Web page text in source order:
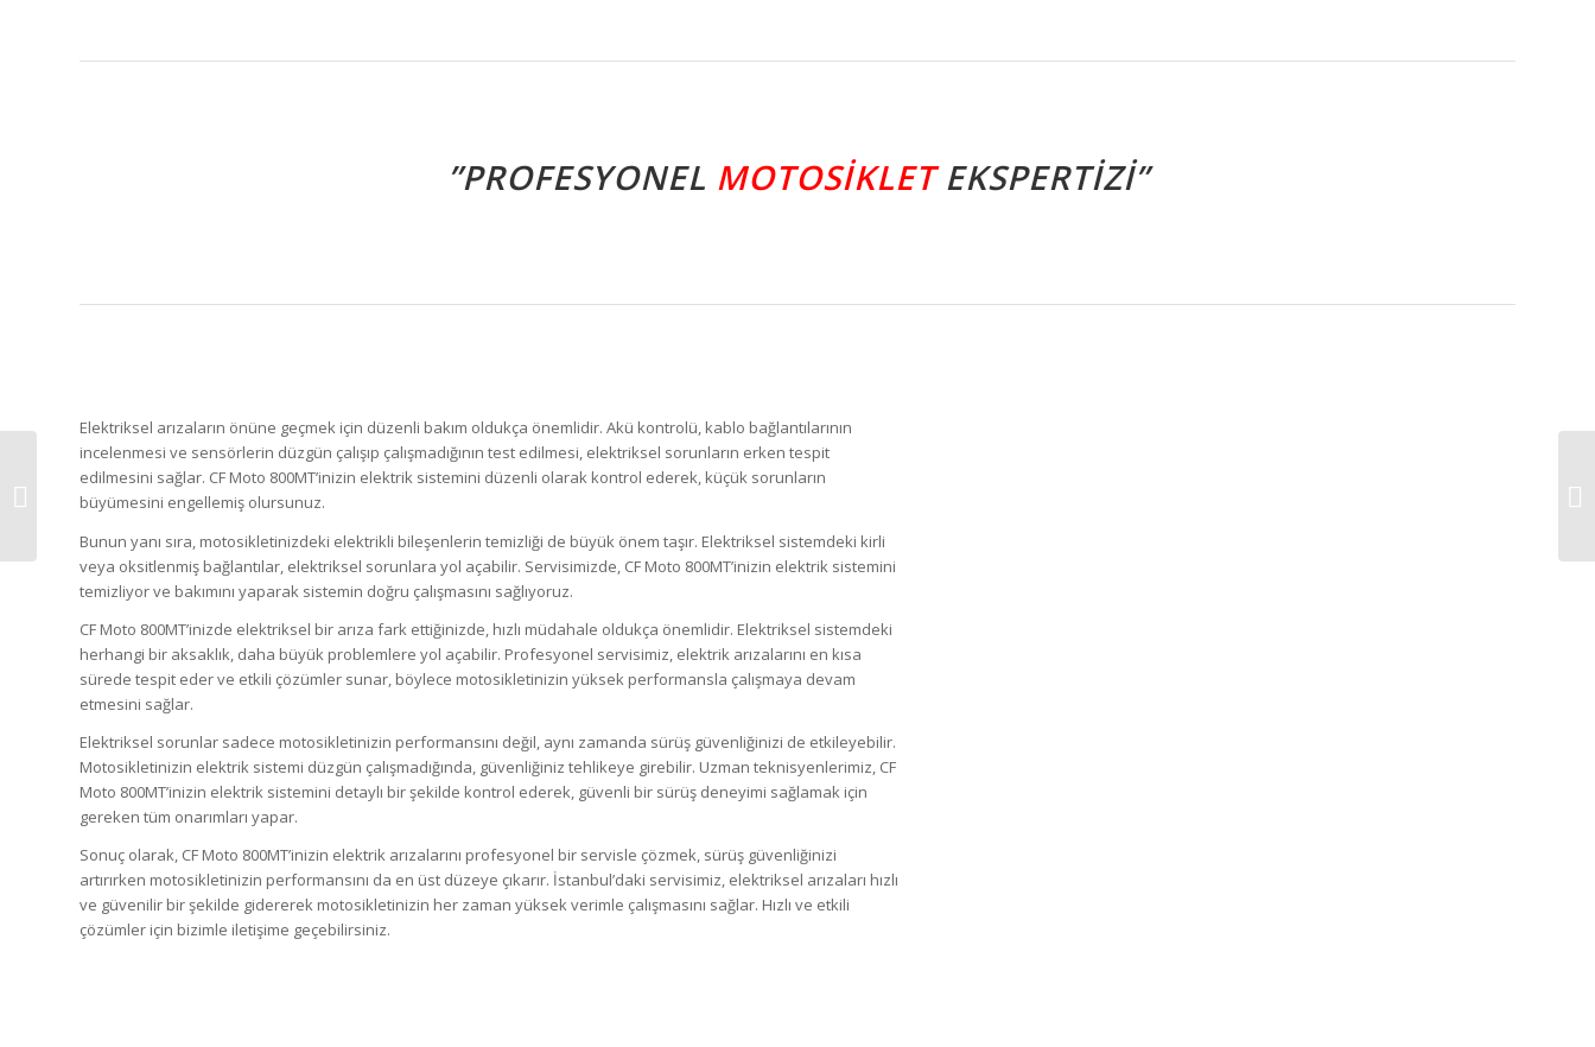
”PROFESYONEL MOTOSIKLETEKSPERTIZI”
Elektriksel arızaların önüne geçmek için düzenli bakım oldukça önemlidir. Akü kontrolü, kablo bağlantılarının
incelenmesi ve sensörlerin düzgün çalışıp çalışmadığının test edilmesi, elektriksel sorunların erken tespit
edilmesini sağlar. CF Moto 800MT’inizin elektrik sistemini düzenli olarak kontrol ederek, küçük sorunların
büyümesini engellemiş olursunuz.
Bunun yanı sıra, motosikletinizdeki elektrikli bileşenlerin temizliği de büyük önem taşır. Elektriksel sistemdeki kirli
veya oksitlenmiş bağlantılar, elektriksel sorunlara yol açabilir. Servisimizde, CF Moto 800MT’inizin elektrik sistemini
temizliyor ve bakımını yaparak sistemin doğru çalışmasını sağlıyoruz.
CF Moto 800MT’inizde elektriksel bir arıza fark ettiğinizde, hızlı müdahale oldukça önemlidir. Elektriksel sistemdeki
herhangi bir aksaklık, daha büyük problemlere yol açabilir. Profesyonel servisimiz, elektrik arızalarını en kısa
sürede tespit eder ve etkili çözümler sunar, böylece motosikletinizin yüksek performansla çalışmaya devam
etmesini sağlar.
Elektriksel sorunlar sadece motosikletinizin performansını değil, aynı zamanda sürüş güvenliğinizi de etkileyebilir.
Motosikletinizin elektrik sistemi düzgün çalışmadığında, güvenliğiniz tehlikeye girebilir. Uzman teknisyenlerimiz, CF
Moto 800MT’inizin elektrik sistemini detaylı bir şekilde kontrol ederek, güvenli bir sürüş deneyimi sağlamak için
gereken tüm onarımları yapar.
Sonuç olarak, CF Moto 800MT’inizin elektrik arızalarını profesyonel bir servisle çözmek, sürüş güvenliğinizi
artırırken motosikletinizin performansını da en üst düzeye çıkarır. İstanbul’daki servisimiz, elektriksel arızaları hızlı
ve güvenilir bir şekilde gidererek motosikletinizin her zaman yüksek verimle çalışmasını sağlar. Hızlı ve etkili
çözümler için bizimle iletişime geçebilirsiniz.
CF Moto 400NK Motor
Sesleri İçin Hemen